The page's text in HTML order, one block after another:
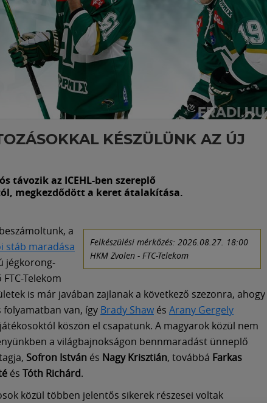
KÉSZÜLÜNK AZ ÚJ
távozik az ICEHL-ben szereplő
megkezdődött a keret átalakítása.
Felkészülési mérkőzés: 2026.08.27. 18:00
HKM Zvolen - FTC-Telekom
a
stáb maradása
jégkorong-
Telekom
is már javában zajlanak a következő szezonra, ahogy
folyamatban van, így Brady Shawés Arany Gergely
köszön el csapatunk. A magyarok közül nem
a világbajnokságon bennmaradást ünneplő
Sofron István és Nagy Krisztián, továbbá Farkas
és Tóth Richárd.
közül többen jelentős sikerek részesei voltak